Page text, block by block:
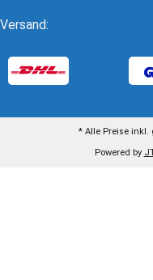
Versand:
* Alle Preise inkl.
Powered by